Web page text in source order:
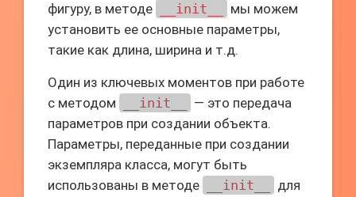
фигуру, в методе
__init__
мы можем
установить ее основные параметры,
такие как длина, ширина и т.д.
Один из ключевых моментов при работе
с методом
__init__
— это передача
параметров при создании объекта.
Параметры, переданные при создании
экземпляра класса, могут быть
использованы в методе
__init__
для